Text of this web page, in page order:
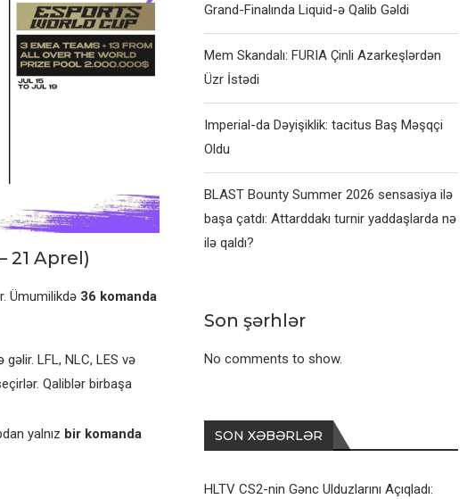
21 Aprel)
Ümumilikdə 36 komanda
LFL, NLC, LES və
Qaliblər birbaşa
yalnız bir komanda
Grand-Finalında Liquid-ə Qalib Gəldi
Mem Skandalı: FURIA Çinli Azarkeşlərdən
Üzr İstədi
Imperial-da Dəyişiklik: tacitus Baş Məşqçi
Oldu
BLAST Bounty Summer 2026 sensasiya ilə
başa çatdı: Attarddakı turnir yaddaşlarda nə
ilə qaldı?
Son şərhlər
No comments to show.
SON XƏBƏRLƏR
HLTV CS2-nin Gənc Ulduzlarını Açıqladı: